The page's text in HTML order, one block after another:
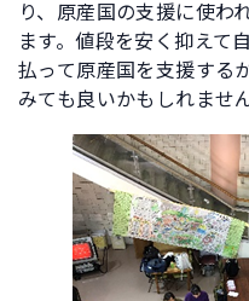
り、原産国の支援に使わ
ます。値段を安く抑えて
払って原産国を支援する
みても良いかもしれません